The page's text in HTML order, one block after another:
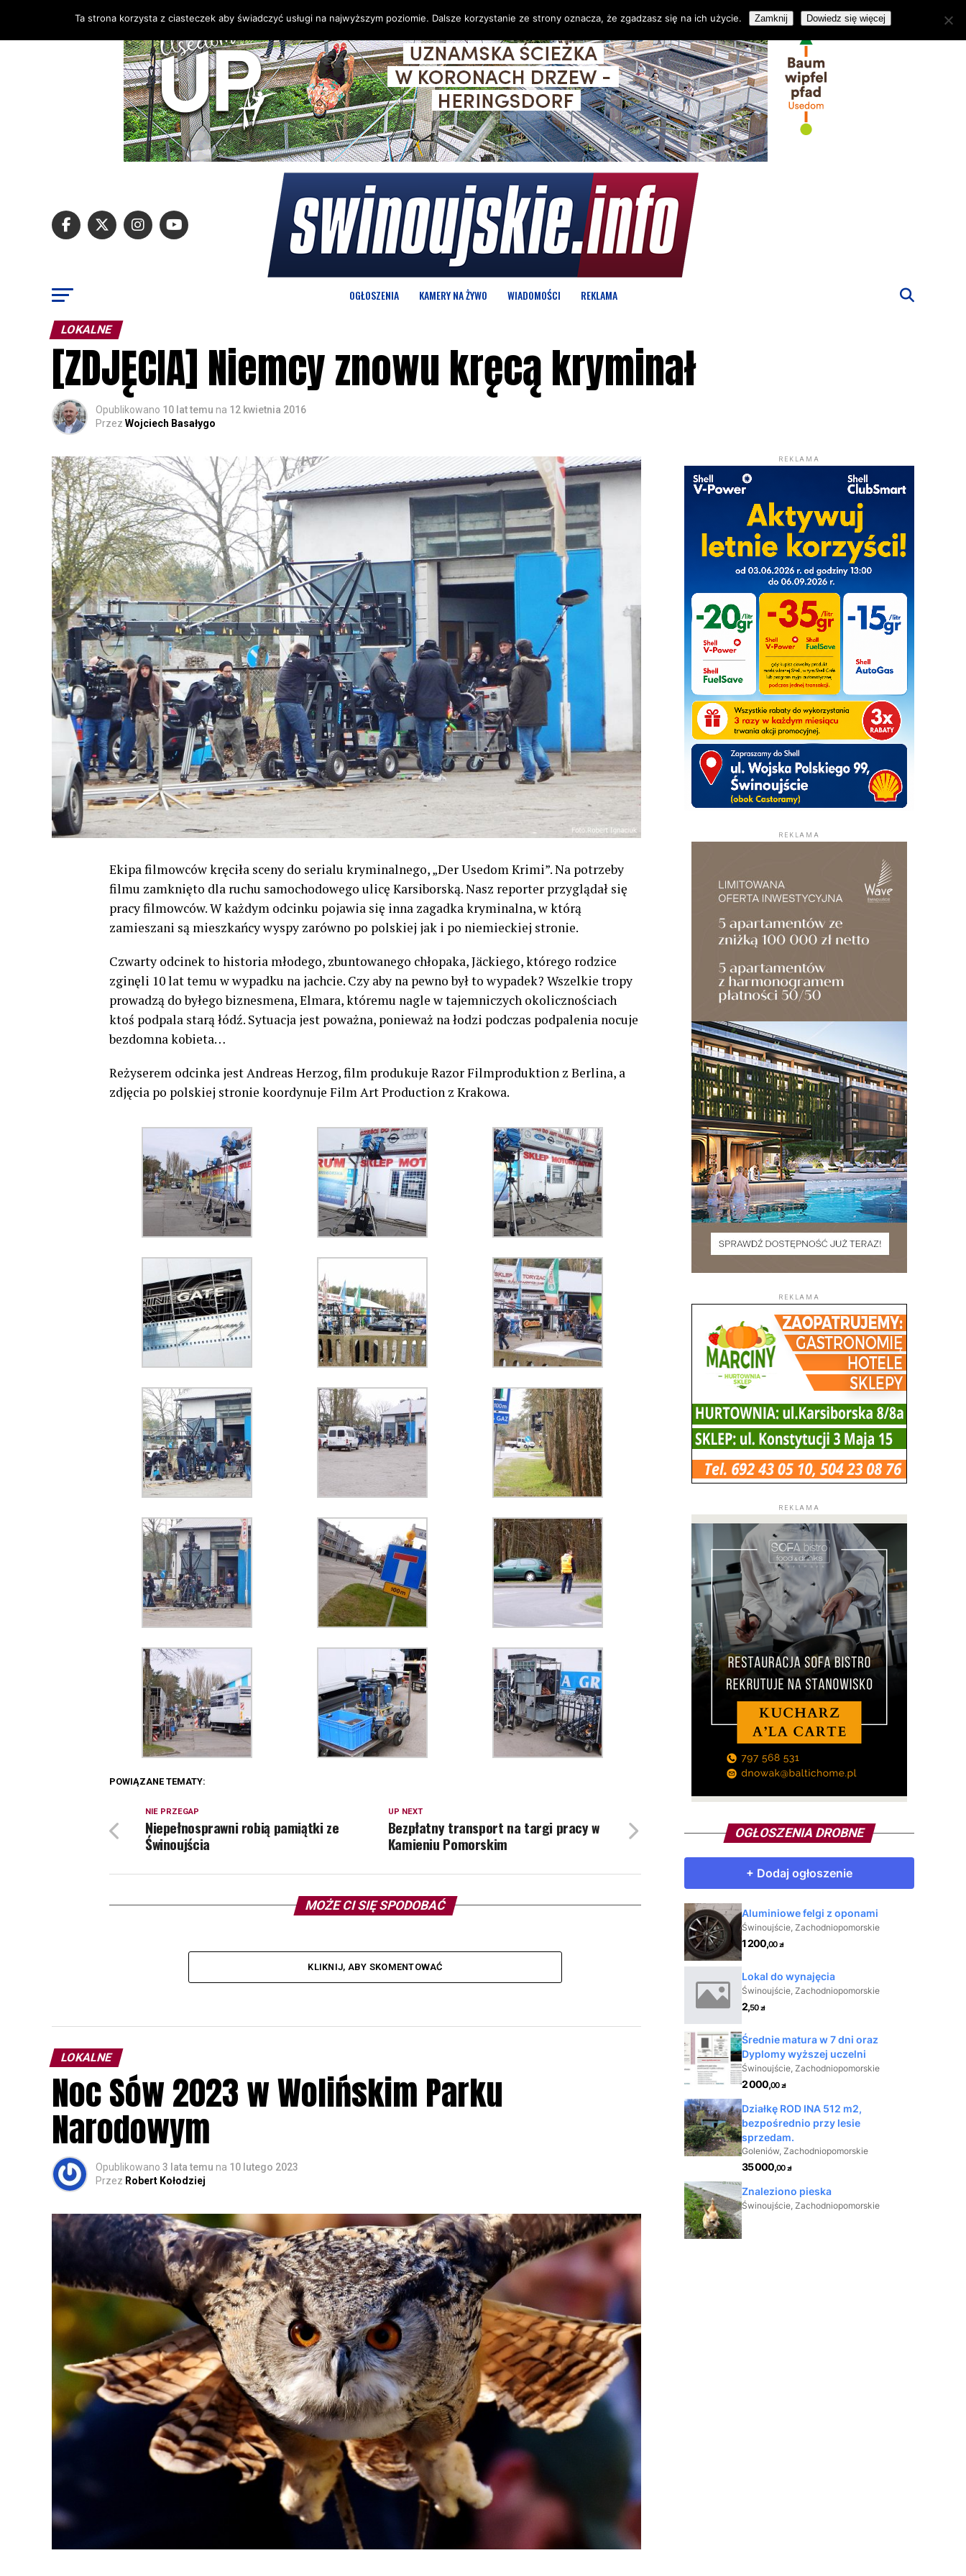
OGŁOSZENIA KAMERY NA ŻYWO WIADOMOŚCI REKLAMA
LOKALNE
[ZDJĘCIA] Niemcy znowu kręcą kryminał
Opublikowano 10 lat temu na 12 kwietnia 2016
Przez Wojciech Basałygo
Ekipa filmowców kręciła sceny do serialu kryminalnego, „Der Usedom Krimi”. Na potrzeby
filmu zamknięto dla ruchu samochodowego ulicę Karsiborską. Nasz reporter przyglądał się
pracy filmowców. W każdym odcinku pojawia się inna zagadka kryminalna, w którą
zamieszani są mieszkańcy wyspy zarówno po polskiej jak i po niemieckiej stronie.
Czwarty odcinek to historia młodego, zbuntowanego chłopaka, Jäckiego, którego rodzice
zginęli 10 lat temu w wypadku na jachcie. Czy aby na pewno był to wypadek? Wszelkie tropy
prowadzą do byłego biznesmena, Elmara, któremu nagle w tajemniczych okolicznościach
ktoś podpala starą łódź. Sytuacja jest poważna, ponieważ na łodzi podczas podpalenia nocuje
bezdomna kobieta…
Reżyserem odcinka jest Andreas Herzog, film produkuje Razor Filmproduktion z Berlina, a
zdjęcia po polskiej stronie koordynuje Film Art Production z Krakowa.
POWIĄZANE TEMATY:
UP NEXT
Bezpłatny transport na targi pracy w
Kamieniu Pomorskim
NIE PRZEGAP
Niepełnosprawni robią pamiątki ze
Świnoujścia
MOŻE CI SIĘ SPODOBAĆ
KLIKNIJ, ABY SKOMENTOWAĆ
LOKALNE
Noc Sów 2023 w Wolińskim Parku
Narodowym
Opublikowano 3 lata temu na 10 lutego 2023
Przez Robert Kołodziej
REKLAMA
REKLAMA
REKLAMA
REKLAMA
OGŁOSZENIA DROBNE
Ta strona korzysta z ciasteczek aby świadczyć usługi na najwyższym poziomie. Dalsze korzystanie ze strony oznacza, że zgadzasz się na ich użycie. Zamknij Dowiedz się więcej